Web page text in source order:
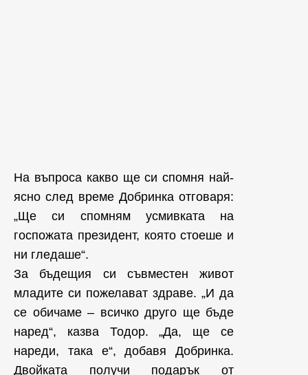
На въпроса какво ще си спомня най-
ясно след време Добринка отговаря:
„Ще си спомням усмивката на
госпожата президент, която стоеше и
ни гледаше“.
За бъдещия си съвместен живот
младите си пожелават здраве. „И да
се обичаме – всичко друго ще бъде
наред“, казва Тодор. „Да, ще се
нареди, така е“, добавя Добринка.
Двойката получи подарък от